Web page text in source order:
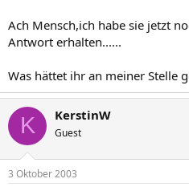
Ach Mensch,ich habe sie jetzt
Antwort erhalten......
Was hättet ihr an meiner Stelle
K KerstinW
Guest
3 Oktober 2003